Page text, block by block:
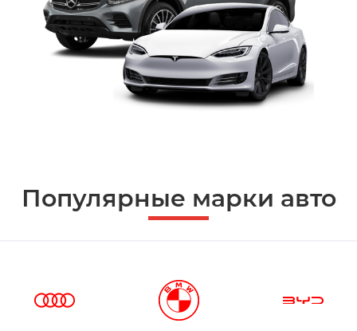
Популярные марки авто